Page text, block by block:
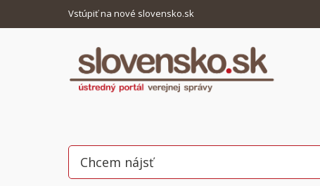
Vstúpiť na nové slovensko.sk